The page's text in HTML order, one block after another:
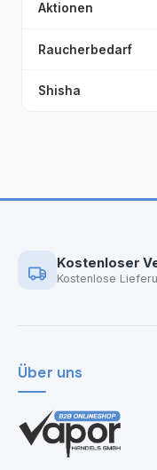
Aktionen
Raucherbedarf
Shisha
Kostenloser
Kostenlose
Über uns